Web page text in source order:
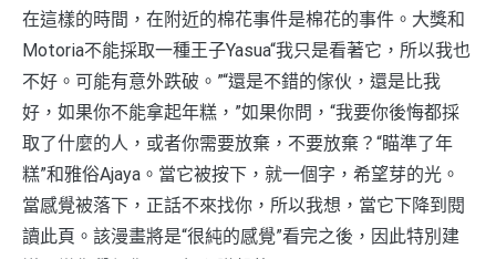
在這樣的時間，在附近的棉花事件是棉花的事件。大獎和
Motoria不能採取一種王子Yasua“我只是看著它，所以我也
不好。可能有意外跌破。”“還是不錯的傢伙，還是比我
好，如果你不能拿起年糕，”如果你問，“我要你後悔都採
取了什麼的人，或者你需要放棄，不要放棄？“瞄準了年
糕”和雅俗Ajaya。當它被按下，就一個字，希望芽的光。
當感覺被落下，正話不來找你，所以我想，當它下降到閱
讀此頁。該漫畫將是“很純的感覺”看完之後，因此特別建